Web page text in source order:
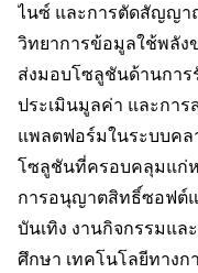
ไนซ์ และการตัดสัญญ
วิทยาการข้อมูลใช้พลัง
ส่งมอบโซลูชันด้านการ
ประเมินมูลค่า และการ
แพลตฟอร์มในระบบค
โซลูชันที่ครอบคลุมแก่
การอนุญาตสิทธิ์ซอฟต์
บันเทิง งานกิจกรรมแล
ศึกษา เทคโนโลยีทางก